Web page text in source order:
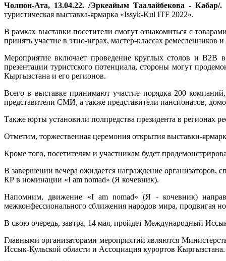
Чолпон-Ата, 13.04.22. /Эркеайым Таалайбекова - Кабар/.
туристическая выставка-ярмарка «Issyk-Kul ITF 2022».
В рамках выставки посетители смогут ознакомиться с
принять участие в этно-играх, мастер-классах
Мероприятие включает проведение круглых столов и B2B
презентации туристского потенциала, стороны могут
Кыргызстана и его регионов.
Всего в выставке принимают участие порядка 200
представители СМИ, а также представители пансионатов,
Также юрты установили полпредства президента в регионах
Отметим, торжественная церемония открытия выставки-
Кроме того, посетителям и участникам будет
В завершении вечера ожидается награждение
КР в номинации «I am nomad» (Я кочевник).
Напомним, движение «I am nomad» (Я - кочевник)
межконфессионального сближения народов мира, продвигая
В свою очередь, завтра, 14 мая, пройдет Международный
Главными организаторами мероприятий являются
Иссык-Кульской области и Ассоциация курортов Кыргызстана.